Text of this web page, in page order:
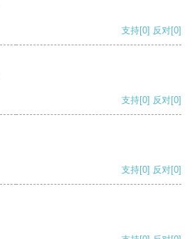
支持[0] 反对[0]
支持[0] 反对[0]
支持[0] 反对[0]